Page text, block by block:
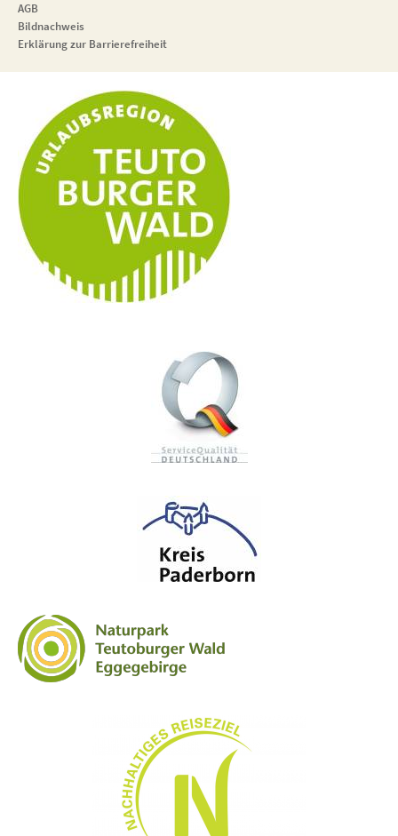
AGB
Bildnachweis
Erklärung zur Barrierefreiheit